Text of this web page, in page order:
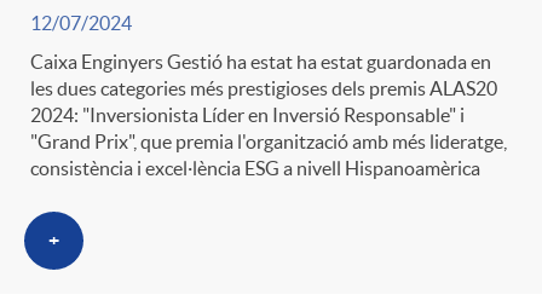
12/07/2024
Caixa Enginyers Gestió ha estat ha estat guardonada en
les dues categories més prestigioses dels premis ALAS20
2024: "Inversionista Líder en Inversió Responsable" i
"Grand Prix", que premia l'organització amb més lideratge,
consistència i excel·lència ESG a nivell Hispanoamèrica
+